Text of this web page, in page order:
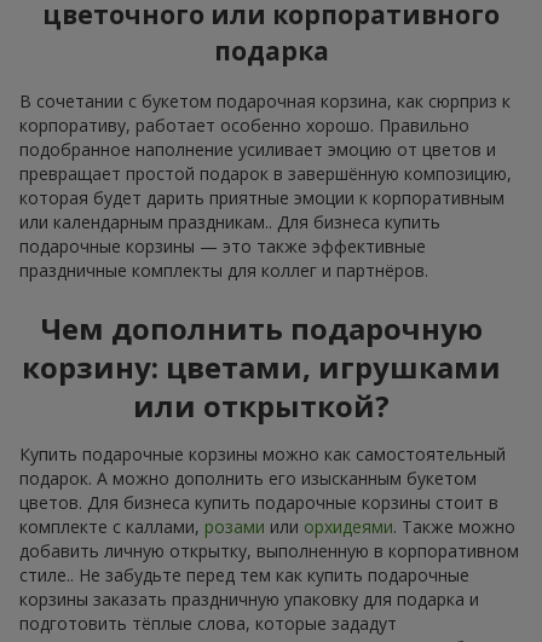
цветочного или корпоративного
подарка
В сочетании с букетом подарочная корзина, как сюрприз к
корпоративу, работает особенно хорошо. Правильно
подобранное наполнение усиливает эмоцию от цветов и
превращает простой подарок в завершённую композицию,
которая будет дарить приятные эмоции к корпоративным
или календарным праздникам.. Для бизнеса купить
подарочные корзины — это также эффективные
праздничные комплекты для коллег и партнёров.
Чем дополнить подарочную
корзину: цветами, игрушками
или открыткой?
Купить подарочные корзины можно как самостоятельный
подарок. А можно дополнить его изысканным букетом
цветов. Для бизнеса купить подарочные корзины стоит в
комплекте с каллами, розами или орхидеями. Также можно
добавить личную открытку, выполненную в корпоративном
стиле.. Не забудьте перед тем как купить подарочные
корзины заказать праздничную упаковку для подарка и
подготовить тёплые слова, которые зададут